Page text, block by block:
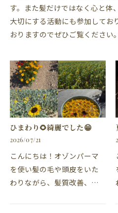
す。また髪だけではなく心と体
大切にする活動にも参加してお
おりますのでぜひご覧ください。
ひまわり🌻綺麗でした😁
2026/07/21
こんにちは！オゾンパーマ
を使い髪の毛や頭皮をいた
わりながら、髪質改善、髪